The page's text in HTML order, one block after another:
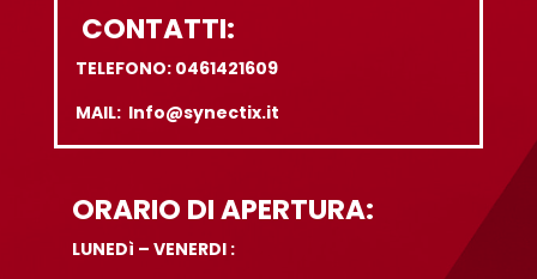
CONTATTI:
TELEFONO: 0461421609
MAIL: Info@synectix.it
ORARIO DI APERTURA:
LUNEDì – VENERDI :